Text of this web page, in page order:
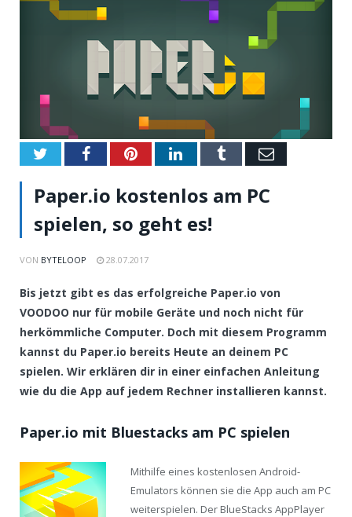
TwitterFacebookPinterestLinkedInTumblrEmail
Paper.io kostenlos am PC
spielen, so geht es!
VON BYTELOOP 28.07.2017
Bis jetzt gibt es das erfolgreiche Paper.io von
VOODOO nur für mobile Geräte und noch nicht für
herkömmliche Computer. Doch mit diesem Programm
kannst du Paper.io bereits Heute an deinem PC
spielen. Wir erklären dir in einer einfachen Anleitung
wie du die App auf jedem Rechner installieren kannst.
Paper.io mit Bluestacks am PC spielen
Mithilfe eines kostenlosen Android-
Emulators können sie die App auch am PC
weiterspielen. Der BlueStacks AppPlayer